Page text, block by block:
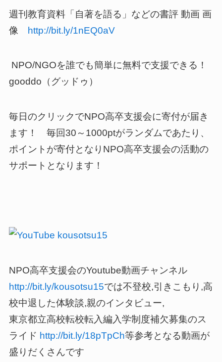
週刊教育資料「自著を語る」などの書評 動画 画
像 http://bit.ly/1nEQ0aV
NPO/NGOを誰でも簡単に無料で支援できる！
gooddo（グッドゥ）
毎日のクリックでNPO高卒支援会に寄付が届き
ます！ 毎回30～1000ptがランダムであたり、
ポイントが寄付となりNPO高卒支援会の活動の
サポートとなります！
NPO高卒支援会のYoutube動画チャンネル
http://bit.ly/kousotsu15では不登校,引きこもり,高
校中退した体験談,親のインタビュー,
東京都立高校転校転入編入学制度補欠募集のス
ライド http://bit.ly/18pTpCh等参考となる動画が
盛りだくさんです